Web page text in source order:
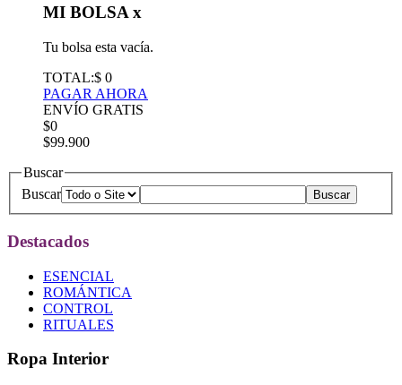
MI BOLSA x
Tu bolsa esta vacía.
TOTAL:$ 0
PAGAR AHORA
ENVÍO GRATIS
$0
$99.900
Buscar
Buscar
Destacados
ESENCIAL
ROMÁNTICA
CONTROL
RITUALES
Ropa Interior